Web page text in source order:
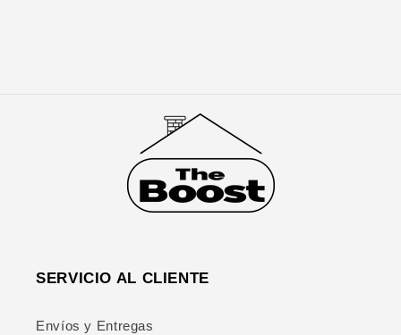
SERVICIO AL CLIENTE
Envíos y Entregas